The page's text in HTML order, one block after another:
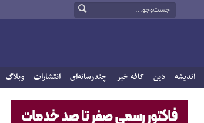
اندیشه دین کافه خبر چندرسانه‌ای انتشارات وبلاگ